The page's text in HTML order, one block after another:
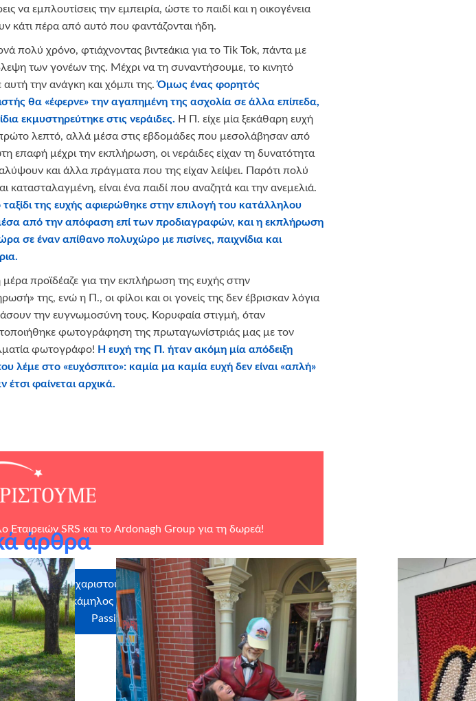
να εμπλουτίσεις την εμπειρία, ώστε το παιδί και η οικογένεια
κάτι πέρα από αυτό που φαντάζονται ήδη.
πολύ χρόνο, φτιάχνοντας βιντεάκια για το Tik Tok, πάντα με
των γονέων της. Μέχρι να τη συναντήσουμε, το κινητό
αυτή την ανάγκη και χόμπι της.Όμως ένας φορητός
θα «έφερνε» την αγαπημένη της ασχολία σε άλλα επίπεδα,
εκμυστηρεύτηκε στις νεράιδες. Η Π. είχε μία ξεκάθαρη ευχή
λεπτό, αλλά μέσα στις εβδομάδες που μεσολάβησαν από
επαφή μέχρι την εκπλήρωση, οι νεράιδες είχαν τη δυνατότητα
και άλλα πράγματα που της είχαν λείψει. Παρότι πολύ
κατασταλαγμένη, είναι ένα παιδί που αναζητά και την ανεμελιά.
ταξίδι της ευχής αφιερώθηκε στην επιλογή του κατάλληλου
από την απόφαση επί των προδιαγραφών, και η εκπλήρωση
σε έναν απίθανο πολυχώρο με πισίνες, παιχνίδια και
μέρα προϊδέαζε για την εκπλήρωση της ευχής στην
της, ενώ η Π., οι φίλοι και οι γονείς της δεν έβρισκαν λόγια
την ευγνωμοσύνη τους. Κορυφαία στιγμή, όταν
φωτογράφηση της πρωταγωνίστριάς μας με τον
φωτογράφο! Η ευχή της Π. ήταν ακόμη μία απόδειξη
λέμε στο «ευχόσπιτο»: καμία μα καμία ευχή δεν είναι «απλή»
έτσι φαίνεται αρχικά.
Εταιρειών SRS και το Ardonagh Groupγια τη δωρεά!
Ευχαριστούμε θερμά τους χορηγούς σε είδος:
Ιπποκάμηλος – Πάρκο Αναψυχής – Σχολή Ιππασίας,
Passion for Art, Da Vinci, Μyikona
άρθρα